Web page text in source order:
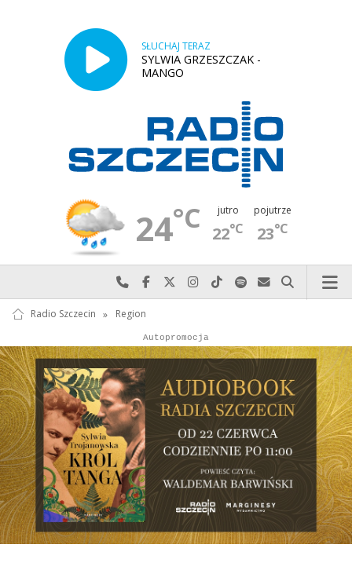
SŁUCHAJ TERAZ
SYLWIA GRZESZCZAK -
MANGO
24°C jutro
22°C
pojutrze
23°C
Najlepiej po prostu do nas zadzwoń
Odwiedź nas na Facebook-u
Odwiedź nas na X
Odwiedź nas na Instagram-ie
Odwiedź nas na TikTok-u
Szukaj nas na Spotify
Wyślij do nas
Szukaj
Radio Szczecin » Region
Reklama
Autopromocja